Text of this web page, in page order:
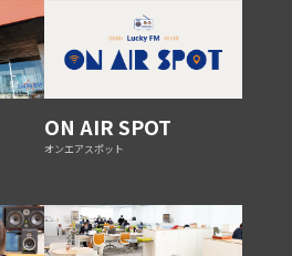
ON AIR SPOT
オンエアスポット